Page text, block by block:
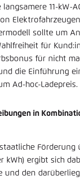
11-kW-
sollte um
für
für nicht
die Einführung
Ad-hoc-Ladepreis.
in
Förderung
kWh) ergibt sich
und den